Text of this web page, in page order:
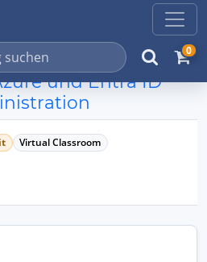
0
und Entra ID
Virtual Classroom